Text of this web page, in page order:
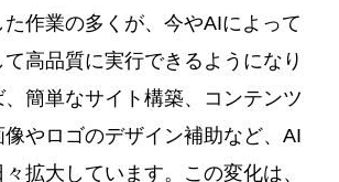
た作業の多くが、今やAIによって
高品質に実行できるようになり
、簡単なサイト構築、コンテンツ
やロゴのデザイン補助など、AI
拡大しています。この変化は、